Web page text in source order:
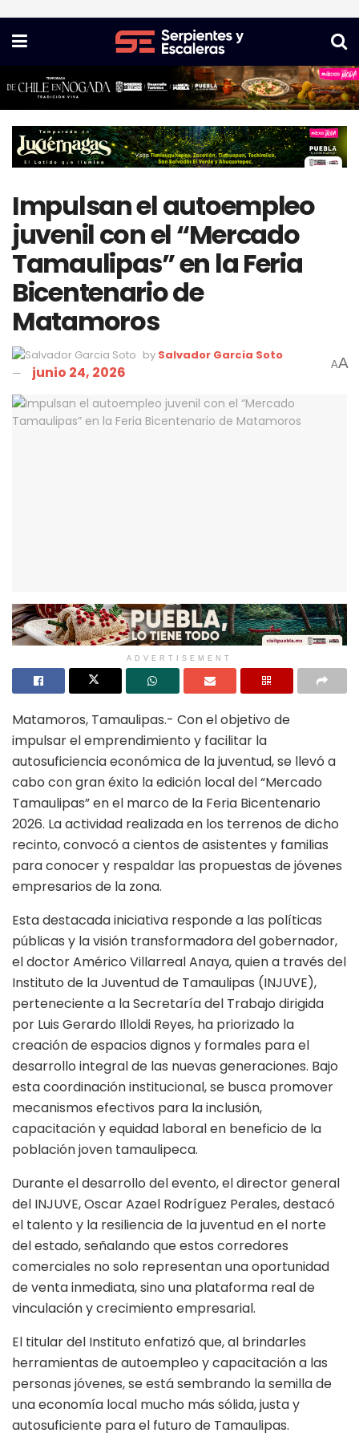
Impulsan el autoempleo
juvenil con el “Mercado
Tamaulipas” en la Feria
Bicentenario de
Matamoros
by Salvador Garcia Soto
junio 24, 2026 AA
ADVERTISEMENT
Matamoros, Tamaulipas.- Con el objetivo de
impulsar el emprendimiento y facilitar la
autosuficiencia económica de la juventud, se llevó a
cabo con gran éxito la edición local del “Mercado
Tamaulipas” en el marco de la Feria Bicentenario
2026. La actividad realizada en los terrenos de dicho
recinto, convocó a cientos de asistentes y familias
para conocer y respaldar las propuestas de jóvenes
empresarios de la zona.
Esta destacada iniciativa responde a las políticas
públicas y la visión transformadora del gobernador,
el doctor Américo Villarreal Anaya, quien a través del
Instituto de la Juventud de Tamaulipas (INJUVE),
perteneciente a la Secretaría del Trabajo dirigida
por Luis Gerardo Illoldi Reyes, ha priorizado la
creación de espacios dignos y formales para el
desarrollo integral de las nuevas generaciones. Bajo
esta coordinación institucional, se busca promover
mecanismos efectivos para la inclusión,
capacitación y equidad laboral en beneficio de la
población joven tamaulipeca.
Durante el desarrollo del evento, el director general
del INJUVE, Oscar Azael Rodríguez Perales, destacó
el talento y la resiliencia de la juventud en el norte
del estado, señalando que estos corredores
comerciales no solo representan una oportunidad
de venta inmediata, sino una plataforma real de
vinculación y crecimiento empresarial.
El titular del Instituto enfatizó que, al brindarles
herramientas de autoempleo y capacitación a las
personas jóvenes, se está sembrando la semilla de
una economía local mucho más sólida, justa y
autosuficiente para el futuro de Tamaulipas.